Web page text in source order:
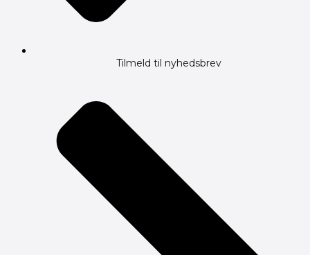
Tilmeld til nyhedsbrev